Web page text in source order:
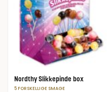
Nordthy Slikkepinde box
5 FORSKELLIGE SMAGE